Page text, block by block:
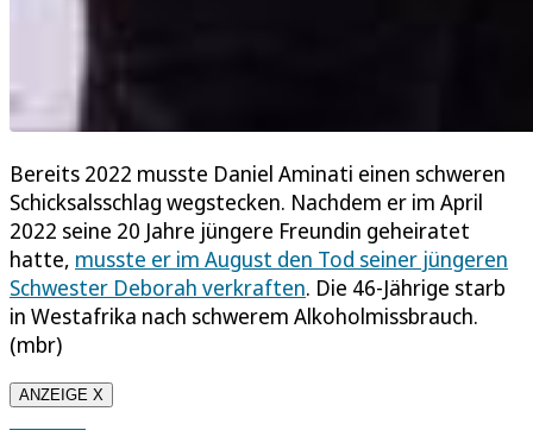
Bereits 2022 musste Daniel Aminati einen schweren
Schicksalsschlag wegstecken. Nachdem er im April
2022 seine 20 Jahre jüngere Freundin geheiratet
hatte, musste er im August den Tod seiner jüngeren
Schwester Deborah verkraften. Die 46-Jährige starb
in Westafrika nach schwerem Alkoholmissbrauch.
(mbr)
ANZEIGE X